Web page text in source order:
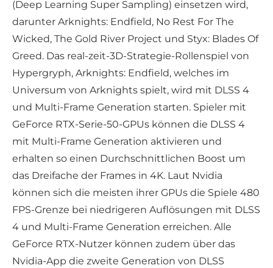
(Deep Learning Super Sampling) einsetzen wird,
darunter Arknights: Endfield, No Rest For The
Wicked, The Gold River Project und Styx: Blades Of
Greed. Das real-zeit-3D-Strategie-Rollenspiel von
Hypergryph, Arknights: Endfield, welches im
Universum von Arknights spielt, wird mit DLSS 4
und Multi-Frame Generation starten. Spieler mit
GeForce RTX-Serie-50-GPUs können die DLSS 4
mit Multi-Frame Generation aktivieren und
erhalten so einen Durchschnittlichen Boost um
das Dreifache der Frames in 4K. Laut Nvidia
können sich die meisten ihrer GPUs die Spiele 480
FPS-Grenze bei niedrigeren Auflösungen mit DLSS
4 und Multi-Frame Generation erreichen. Alle
GeForce RTX-Nutzer können zudem über das
Nvidia-App die zweite Generation von DLSS